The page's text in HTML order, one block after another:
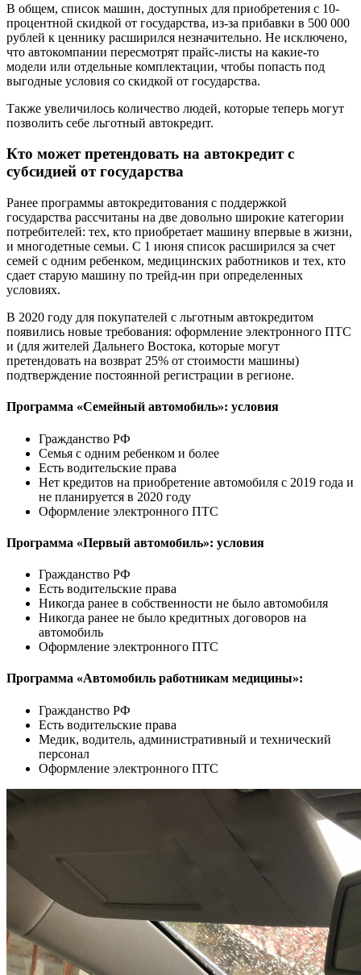
В общем, список машин, доступных для приобретения с 10-
процентной скидкой от государства, из-за прибавки в 500 000
рублей к ценнику расширился незначительно. Не исключено,
что автокомпании пересмотрят прайс-листы на какие-то
модели или отдельные комплектации, чтобы попасть под
выгодные условия со скидкой от государства.
Также увеличилось количество людей, которые теперь могут
позволить себе льготный автокредит.
Кто может претендовать на автокредит с
субсидией от государства
Ранее программы автокредитования с поддержкой
государства рассчитаны на две довольно широкие категории
потребителей: тех, кто приобретает машину впервые в жизни,
и многодетные семьи. С 1 июня список расширился за счет
семей с одним ребенком, медицинских работников и тех, кто
сдает старую машину по трейд-ин при определенных
условиях.
В 2020 году для покупателей с льготным автокредитом
появились новые требования: оформление электронного ПТС
и (для жителей Дальнего Востока, которые могут
претендовать на возврат 25% от стоимости машины)
подтверждение постоянной регистрации в регионе.
Программа «Семейный автомобиль»: условия
Гражданство РФ
Семья с одним ребенком и более
Есть водительские права
Нет кредитов на приобретение автомобиля с 2019 года и
не планируется в 2020 году
Оформление электронного ПТС
Программа «Первый автомобиль»: условия
Гражданство РФ
Есть водительские права
Никогда ранее в собственности не было автомобиля
Никогда ранее не было кредитных договоров на
автомобиль
Оформление электронного ПТС
Программа «Автомобиль работникам медицины»:
Гражданство РФ
Есть водительские права
Медик, водитель, административный и технический
персонал
Оформление электронного ПТС